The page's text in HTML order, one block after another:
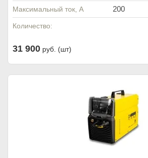
Максимальный ток, А 200
Количество:
31 900 руб. (шт)